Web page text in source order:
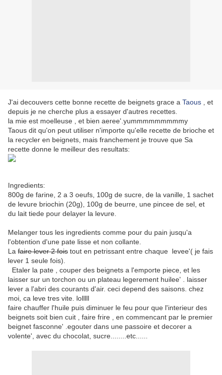
J'ai decouvers cette bonne recette de beignets grace a Taous , et
depuis je ne cherche plus a essayer d'autres recettes.
la mie est moelleuse , et bien aeree'.yummmmmmmmmy
Taous dit qu'on peut utiliser n'importe qu'elle recette de brioche et
la recycler en beignets, mais franchement je trouve que Sa
recette donne le meilleur des resultats:
Ingredients:
800g de farine, 2 a 3 oeufs, 100g de sucre, de la vanille, 1 sachet
de levure briochin (20g), 100g de beurre, une pincee de sel, et
du lait tiede pour delayer la levure.
Melanger tous les ingredients comme pour du pain jusqu'a
l'obtention d'une pate lisse et non collante.
La faire lever 2 fois tout en petrissant entre chaque levee'( je fais
lever 1 seule fois).
Etaler la pate , couper des beignets a l'emporte piece, et les
laisser sur un torchon ou un plateau legerement huilee' . laisser
lever a l'abri des courants d'air. ceci depend des saisons. chez
moi, ca leve tres vite. lolllll
faire chauffer l'huile puis diminuer le feu pour que l'interieur des
beignets soit bien cuit , faire frire , en commencant par le premier
beignet fasconne' .egouter dans une passoire et decorer a
volente', avec du chocolat, sucre........etc......